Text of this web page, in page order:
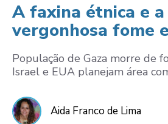
A faxina étnica e a
vergonhosa fome
População de Gaza morre de
Israel e EUA planejam área
Aida Franco de Lima